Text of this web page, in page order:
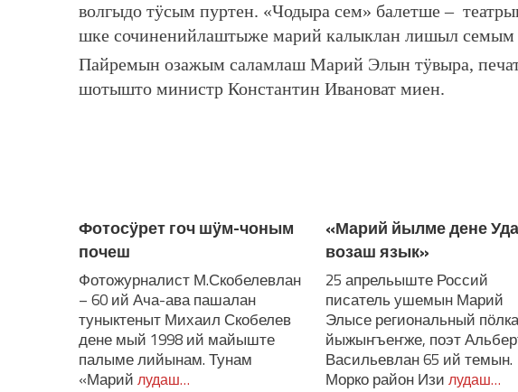
волгыдо тӱсым пуртен. «Чодыра сем» балетше –
шке сочиненийлаштыже марий калыклан лишыл семым
Пайремын озажым саламлаш Марий Элын тӱвыра,
шотышто министр Константин Ивановат миен.
Фотосӱрет гоч шӱм-чоным
почеш
Фотожурналист М.Скобелевлан
– 60 ий Ача-ава пашалан
туныктеныт Михаил Скобелев
дене мый 1998 ий майыште
палыме лийынам. Тунам
«Марий лудаш…
«Марий йылме дене
возаш язык»
25 апрельыште Россий
писатель ушемын Марий
Элысе региональный
йыжыҥъеҥже, поэт
Васильевлан 65 ий темын.
Морко район Изи лудаш…